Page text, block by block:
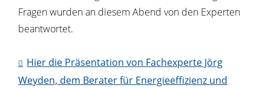
Fragen wurden an diesem Abend von den Experten
beantwortet.
Hier die Präsentation von Fachexperte Jörg
Weyden, dem Berater für Energieeffizienz und